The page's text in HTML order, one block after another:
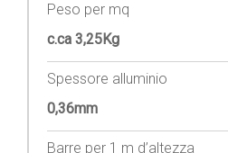
Peso per mq
c.ca 3,25Kg
Spessore alluminio
0,36mm
Barre per 1 m d’altezza